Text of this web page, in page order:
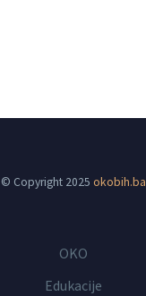
© Copyright 2025 okobih.ba
OKO
Edukacije